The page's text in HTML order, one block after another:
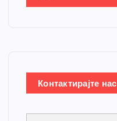
Контактирајте нас